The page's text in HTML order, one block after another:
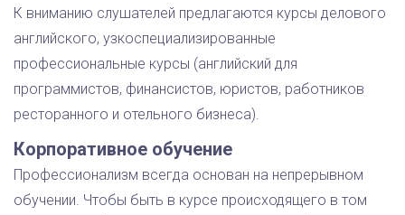
К вниманию слушателей предлагаются курсы делового
английского, узкоспециализированные
профессиональные курсы (английский для
программистов, финансистов, юристов, работников
ресторанного и отельного бизнеса).
Корпоративное обучение
Профессионализм всегда основан на непрерывном
обучении. Чтобы быть в курсе происходящего в том